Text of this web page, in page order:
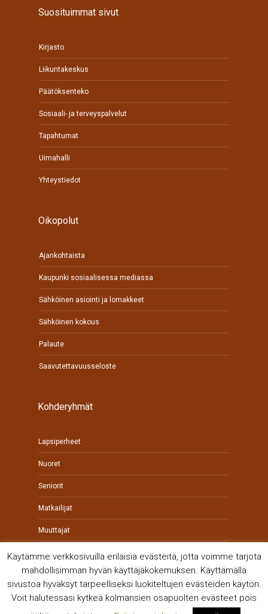
Suosituimmat sivut
Kirjasto
Liikuntakeskus
Päätöksenteko
Sosiaali- ja terveyspalvelut
Tapahtumat
Uimahalli
Yhteystiedot
Oikopolut
Ajankohtaista
Kaupunki sosiaalisessa mediassa
Sähköinen asiointi ja lomakkeet
Sähköinen kokous
Palaute
Saavutettavuusseloste
Kohderyhmät
Lapsiperheet
Nuoret
Seniorit
Matkailijat
Muuttajat
Käytämme verkkosivuilla erilaisia evästeitä, jotta voimme tarjota
mahdollisimman hyvän käyttäjäkokemuksen. Käyttämällä
sivustoa hyväksyt tarpeelliseksi luokiteltujen evästeiden käytön.
Voit halutessasi kytkeä kolmansien osapuolten evästeet pois